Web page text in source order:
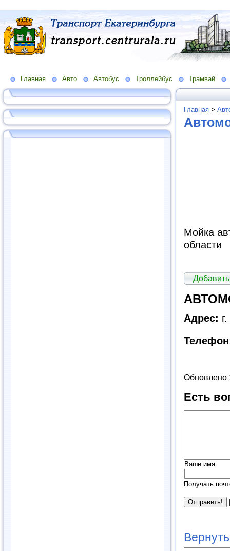
Главная Авто Автобус Троллейбус Трамвай
Главная >
Мойка
области
Адрес:
Обновлено
Есть
Ваше имя
Получать